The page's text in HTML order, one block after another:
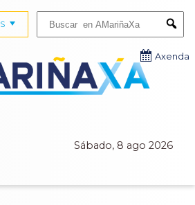
Sábado, 8 ago 2026
Axenda